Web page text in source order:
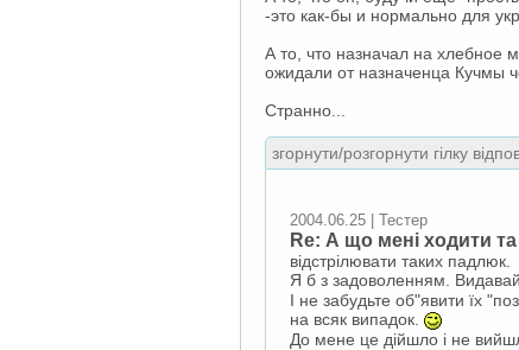
-это как-бы и нормально для
А то, что назначал на хлебное
ожидали от назначенца Кучмы
Странно...
згорнути/розгорнути гілку
2004.06.25 | Тестер
Re: А що мені ходити та
відстрілювати таких падлюк.
Я б з задоволенням.
І не забудьте об"явити їх
на всяк випадок.
До мене це дійшло і не